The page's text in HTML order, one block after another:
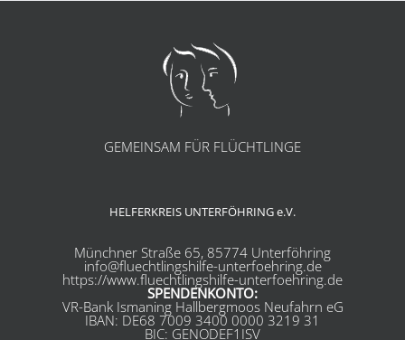
GEMEINSAM FÜR FLÜCHTLINGE
HELFERKREIS UNTERFÖHRING e.V.
Münchner Straße 65, 85774 Unterföhring
info@fluechtlingshilfe-unterfoehring.de
https://www.fluechtlingshilfe-unterfoehring.de
SPENDENKONTO:
VR-Bank Ismaning Hallbergmoos Neufahrn eG
IBAN: DE68 7009 3400 0000 3219 31
BIC: GENODEF1ISV